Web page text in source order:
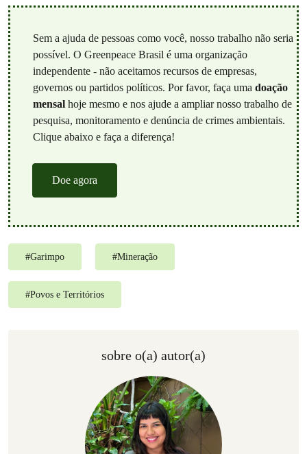
Sem a ajuda de pessoas como você, nosso trabalho não seria
possível. O Greenpeace Brasil é uma organização
independente - não aceitamos recursos de empresas,
governos ou partidos políticos. Por favor, faça uma doação
mensalhoje mesmo e nos ajude a ampliar nosso trabalho de
pesquisa, monitoramento e denúncia de crimes ambientais.
Clique abaixo e faça a diferença!
Doe agora
#Garimpo #Mineração
#Povos e Territórios
sobre o(a) autor(a)